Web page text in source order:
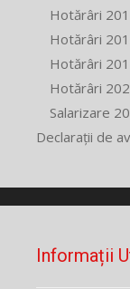
Hotărâri
Hotărâri
Hotărâri
Hotărâri
Salarizare
Declarații de
Informații